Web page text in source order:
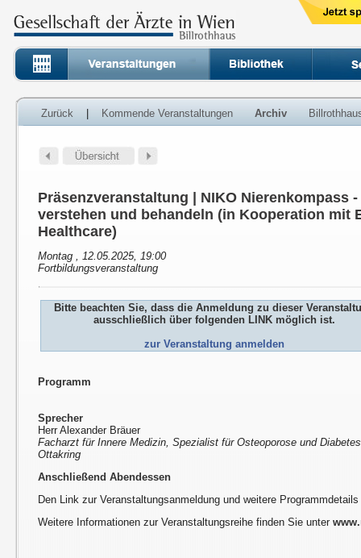
Zurück Kommende Veranstaltungen Archiv
Präsenzveranstaltung | NIKO Nierenkompass
verstehen und behandeln (in Kooperation mit
Healthcare)
Montag , 12.05.2025, 19:00
Fortbildungsveranstaltung
Bitte beachten Sie, dass die Anmeldung zu dieser
ausschließlich über folgenden LINK möglich ist.
zur Veranstaltung anmelden
Programm
Sprecher
Herr Alexander Bräuer
Facharzt für Innere Medizin, Spezialist für Osteoporose und
Ottakring
Anschließend Abendessen
Den Link zur Veranstaltungsanmeldung und weitere
Weitere Informationen zur Veranstaltungsreihe finden Sie unter